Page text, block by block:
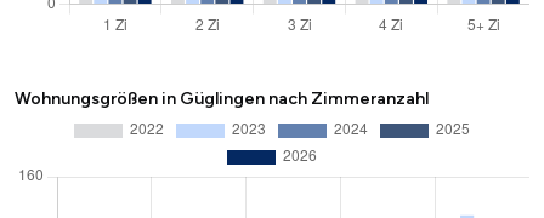
Wohnungsgrößen in Güglingen nach Zimmeranzahl